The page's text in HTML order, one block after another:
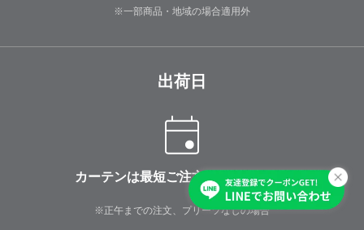
※一部商品・地域の場合適用外
出荷日
カーテンは最短ご注文の3日後に出荷
※正午までの注文、プリーツなしの場合